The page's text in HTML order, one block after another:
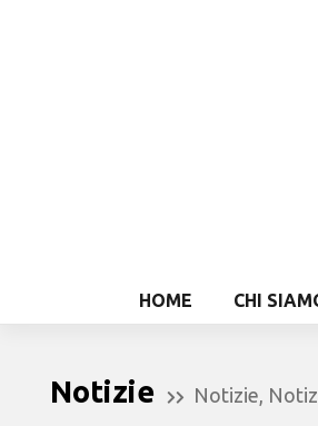
HOME CHI
Notizie Notizie